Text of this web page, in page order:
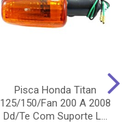
Pisca Honda Titan
125/150/Fan 200 A 2008
Dd/Te Com Suporte L...